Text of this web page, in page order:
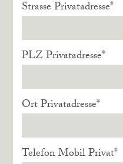
Strasse Privatadresse*
PLZ Privatadresse*
Ort Privatadresse*
Telefon Mobil Privat*